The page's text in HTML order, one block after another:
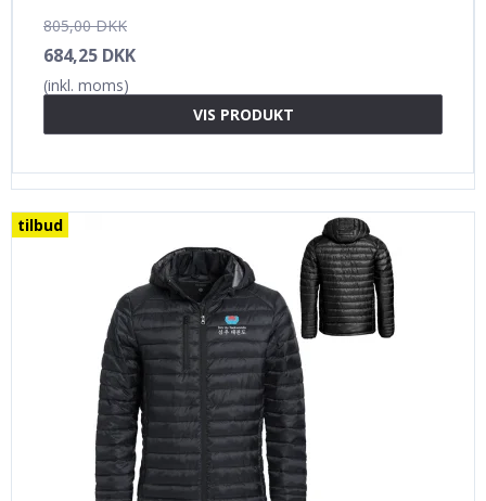
805,00 DKK
684,25 DKK
(inkl. moms)
VIS PRODUKT
tilbud